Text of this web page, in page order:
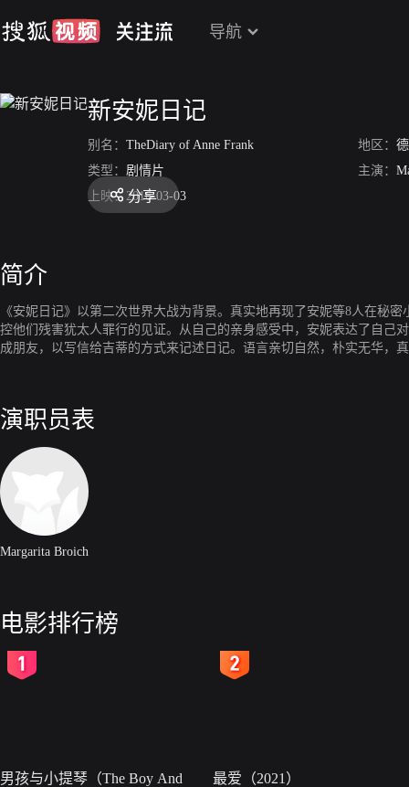
导航
新安妮日记
别名： TheDiary of Anne Frank 地区：
类型： 剧情片 主演：
上映： 2016-03-03
分享
简介
《安妮日记》以第二次世界大战为背景。真实地再现了安妮等8人在秘
控他们残害犹太人罪行的见证。从自己的亲身感受中，安妮表达了自己
成朋友，以写信给吉蒂的方式来记述日记。语言亲切自然，朴实无华，
演职员表
Margarita Broich
电影排行榜
男孩与小提琴（The Boy And
最爱（2021）